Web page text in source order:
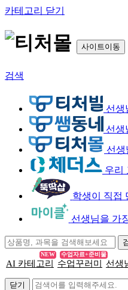
카테고리 닫기
사이트이동
검색
선생
선생
선생
우리
학생이 직접
선생님을 가
AI 카테고리
NEW
수업꾸러미
수업자료+준비물
선생
닫기